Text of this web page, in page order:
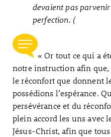
devaient pas
perfection. (
« Or tout ce qui a
notre instruction afin que,
le réconfort que donnent
possédions l’espérance.
persévérance et du
plein accord les uns avec
Jésus-Christ, afin que